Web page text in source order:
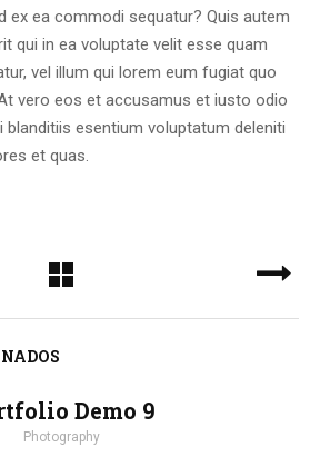
ex ea commodi sequatur? Quis autem
qui in ea voluptate velit esse quam
vel illum qui lorem eum fugiat quo
vero eos et accusamus et iusto odio
esentium voluptatum deleniti
et quas.
Demo 9
Photography